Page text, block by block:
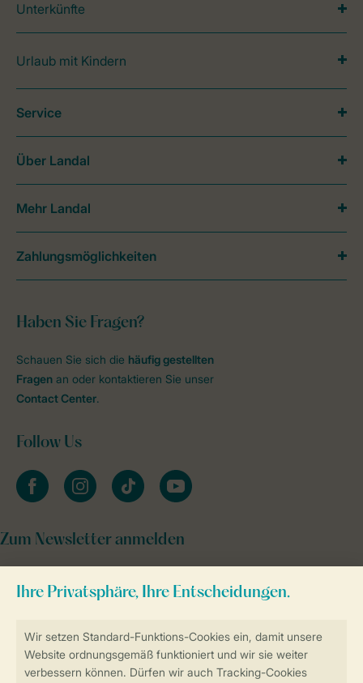
Unterkünfte
Urlaub mit Kindern
Haben Sie Fragen?
Schauen Sie sich die häufig gestellten
Fragen an oder kontaktieren Sie unser
Contact Center.
Follow Us
facebookinstagramtiktok youtube
Zum Newsletter anmelden
Service
Über Landal
Mehr Landal
Zahlungsmöglichkeiten